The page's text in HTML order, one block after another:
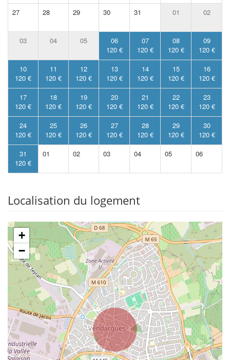
27
28 29 30 31 01 02
03 04 05
06
120 €
07
120 €
08
120 €
09
120 €
10
120 €
11
120 €
12
120 €
13
120 €
14
120 €
15
120 €
16
120 €
17
120 €
18
120 €
19
120 €
20
120 €
21
120 €
22
120 €
23
120 €
24
120 €
25
120 €
26
120 €
27
120 €
28
120 €
29
120 €
30
120 €
31
120 €
01 02 03 04 05 06
Localisation du logement
+
−